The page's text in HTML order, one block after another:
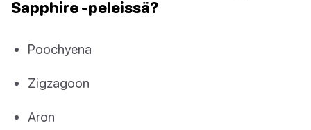
Sapphire -peleissä?
Poochyena
Zigzagoon
Aron